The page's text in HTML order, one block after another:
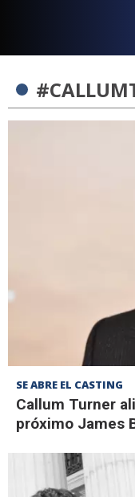
SE ABRE EL CASTING
Callum Turner
próximo James